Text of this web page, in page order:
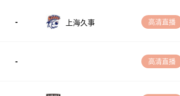
- 上海久事 高清直播
- 高清直播